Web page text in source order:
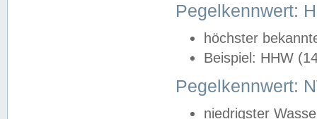
Pegelkennwert:
höchster
Beispiel: HHW
Pegelkennwert:
niedrigster